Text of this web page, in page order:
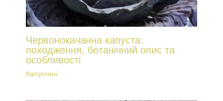
Червонокачанна капуста:
походження, ботанічний опис та
особливості
Капустяні